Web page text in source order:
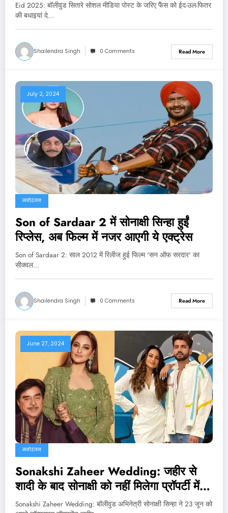
Eid 2025: बॉलीवुड सितारे सोशल मीडिया पोस्ट के जरिए फैंस को ईद-उल-फितर
की बधाइयां दे…
Shailendra Singh 0 Comments Read More
July 2, 2024
मनोरंजन
Son of Sardaar 2 में सोनाक्षी सिन्हा हुईं
रिप्लेस, अब फिल्म में नजर आएगी ये एक्‍ट्रेस
Son of Sardaar 2: साल 2012 में रिलीज हुई फिल्‍म 'सन ऑफ सरदार' का
सीक्वल…
Shailendra Singh 0 Comments Read More
June 27, 2024
मनोरंजन
Sonakshi Zaheer Wedding: जहीर से
शादी के बाद सोनाक्षी को नहीं मिलेगा प्रॉपर्टी में
हिस्सा? पिता शत्रुघ्‍न ने क्‍या कहा था?
Sonakshi Zaheer Wedding: बॉलीवुड अभिनेत्री सोनाक्षी सिन्हा ने 23 जून को